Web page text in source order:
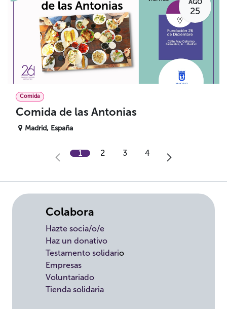
AGO
25
Comida
Comida de las Antonias
Madrid, España
1 2 3 4
Colabora
Hazte socia/o/e
Haz un donativo
Testamento solidario
Empresas
Voluntariado
Tienda solidaria